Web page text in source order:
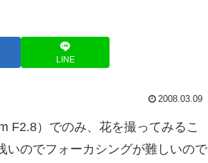
LINE
2008.03.09
F2.8）でのみ、花を撮ってみるこ
いのでフォーカシングが難しいので